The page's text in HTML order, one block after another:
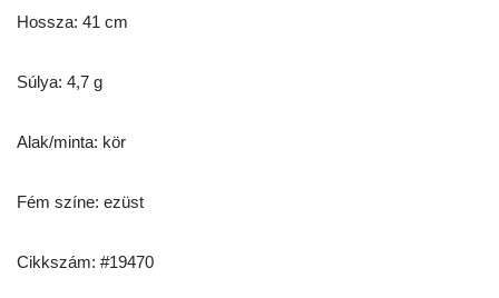
Hossza: 41 cm
Súlya: 4,7 g
Alak/minta: kör
Fém színe: ezüst
Cikkszám: #19470